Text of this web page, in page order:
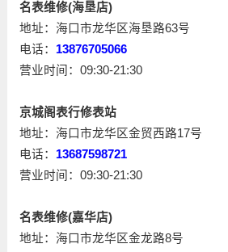
名表维修(海垦店)
地址：海口市龙华区海垦路63号
电话： 13876705066
营业时间：09:30-21:30
京城阁表行修表站
地址：海口市龙华区金贸西路17号
电话： 13687598721
营业时间：09:30-21:30
名表维修(嘉华店)
地址：海口市龙华区金龙路8号